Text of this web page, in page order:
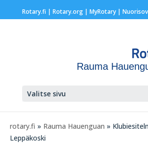
Rotary.fi | Rotary.org| MyRotary |
Rauma
Valitse sivu
rotary.fi » Rauma Hauenguan »
Leppäkoski